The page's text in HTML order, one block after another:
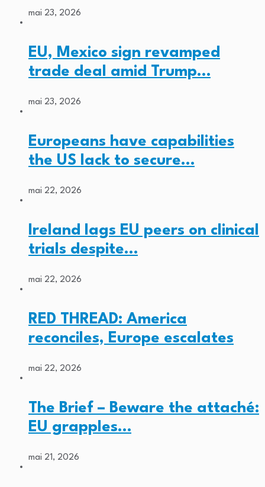
mai 23, 2026
EU, Mexico sign revamped
trade deal amid Trump…
mai 23, 2026
Europeans have capabilities
the US lack to secure…
mai 22, 2026
Ireland lags EU peers on clinical
trials despite…
mai 22, 2026
RED THREAD: America
reconciles, Europe escalates
mai 22, 2026
The Brief – Beware the attaché:
EU grapples…
mai 21, 2026